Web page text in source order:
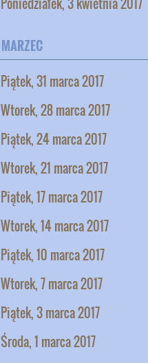
MARZEC
Piątek, 31 marca 2017
Wtorek, 28 marca 2017
Piątek, 24 marca 2017
Wtorek, 21 marca 2017
Piątek, 17 marca 2017
Wtorek, 14 marca 2017
Piątek, 10 marca 2017
Wtorek, 7 marca 2017
Piątek, 3 marca 2017
Środa, 1 marca 2017